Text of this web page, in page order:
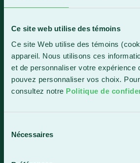
Ce site web utilise des témoins
Ce site Web utilise des témoins
appareil. Nous utilisons ces
et de personnaliser votre expérience
pouvez personnaliser vos choix.
consultez notre Politique de
Nécessaires
Sainte-Marie
1150, boul. Vachon Nord
Sainte-Marie (Québec) G6E 0R1
Horaire de la réception
Lundi-vendredi : 7 h 30 à 15 h 30
418 387-8896
Lac-Mégantic